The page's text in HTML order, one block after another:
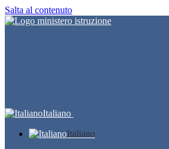
Salta al contenuto
Italiano
Italiano